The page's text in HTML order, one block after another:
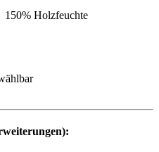
150% Holzfeuchte